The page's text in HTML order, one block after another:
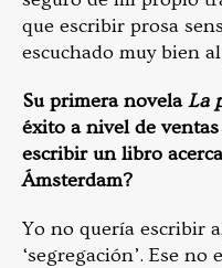
que escribir prosa
escuchado muy bien
Su primera novelaLa
éxito a nivel de
escribir un libro
Ámsterdam?
Yo no quería escribir
‘segregación’. Ese